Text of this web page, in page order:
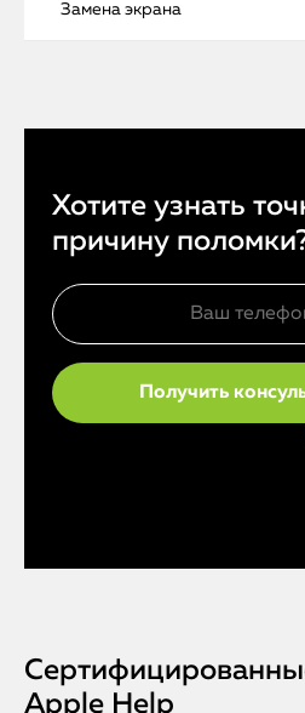
Замена экрана
Хотите узнать
причину
Apple Help